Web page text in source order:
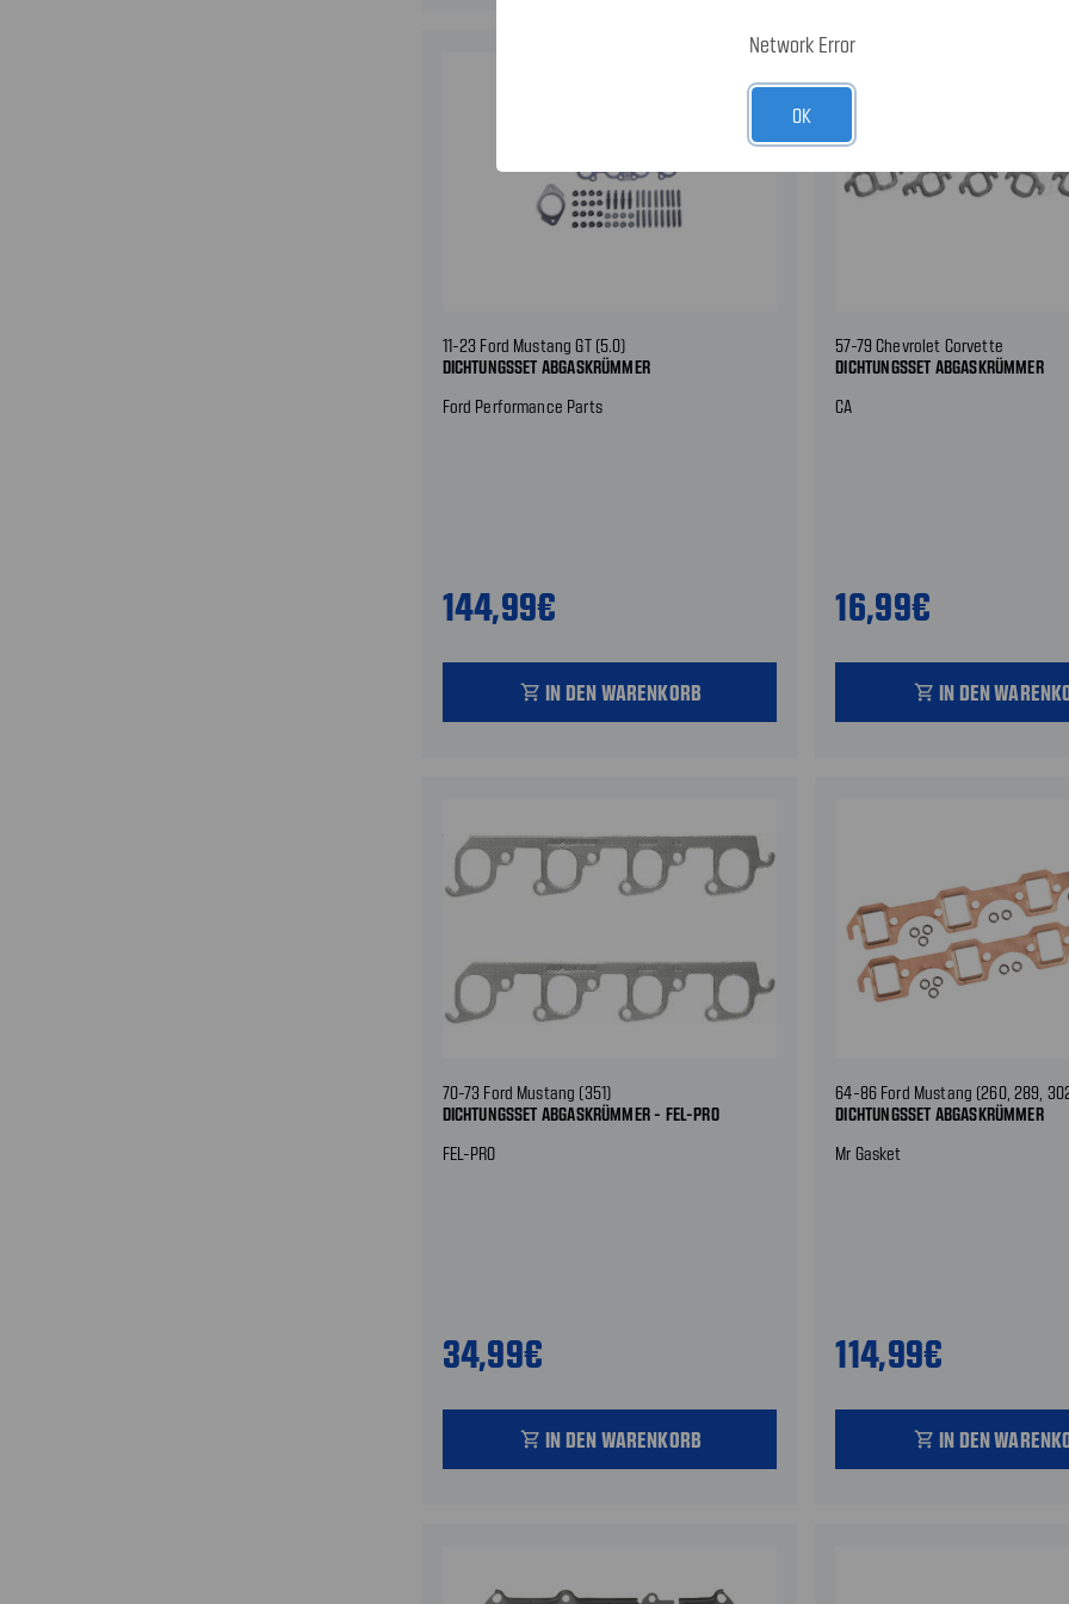
11-23 Ford Mustang GT (5.0)
DICHTUNGSSET ABGASKRÜMMER
Ford Performance Parts
144,99€
shopping_cart IN DEN WARENKORB
57-79 Chevrolet Corvette
DICHTUNGSSET ABGASKRÜMMER
CA
16,99€
shopping_cart IN DEN
70-73 Ford Mustang (351)
DICHTUNGSSET ABGASKRÜMMER - FEL-PRO
FEL-PRO
34,99€
shopping_cart IN DEN WARENKORB
64-86 Ford Mustang (260, 289,
DICHTUNGSSET ABGASKRÜMMER
Mr Gasket
114,99€
shopping_cart IN DEN
Network Error
OK